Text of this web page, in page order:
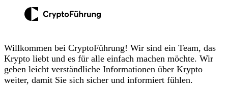
Willkommen bei CryptoFührung! Wir sind ein Team, das
Krypto liebt und es für alle einfach machen möchte. Wir
geben leicht verständliche Informationen über Krypto
weiter, damit Sie sich sicher und informiert fühlen.